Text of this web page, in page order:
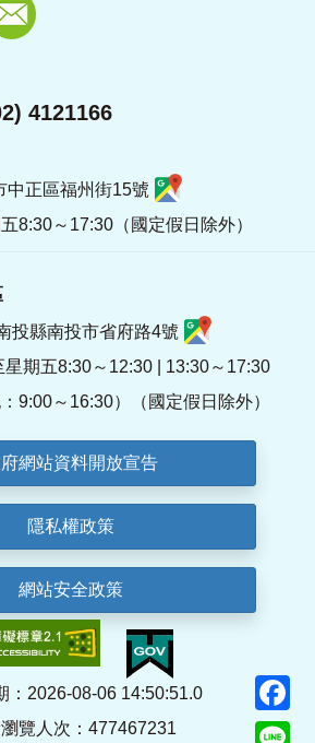
4121166
中正區福州街15號
8:30～17:30（國定假日除外）
投縣南投市省府路4號
星期五8:30～12:30 | 13:30～17:30
：9:00～16:30）（國定假日除外）
網站資料開放宣告
隱私權政策
網站安全政策
：2026-08-06 14:50:51.0
覽人次：477467231